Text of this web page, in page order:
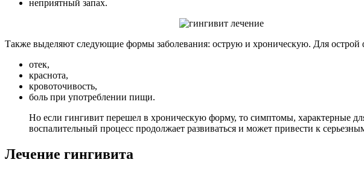
неприятный запах.
Также выделяют следующие формы заболевания: острую и хроническую. Для
отек,
краснота,
кровоточивость,
боль при употреблении пищи.
Но если гингивит перешел в хроническую форму, то симптомы, характерные
воспалительный процесс продолжает развиваться и может привести к
Лечение гингивита